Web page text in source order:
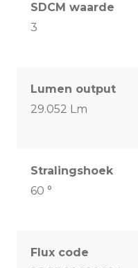
SDCM waarde
3
Lumen output
29.052 Lm
Stralingshoek
60 °
Flux code